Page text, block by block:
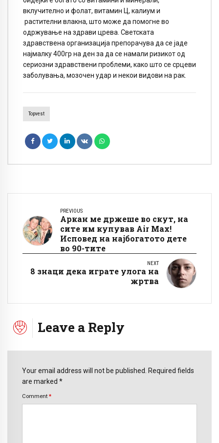
вклучително и фолат, витамин Ц, калиум и
растителни влакна, што може да помогне во
одржување на здрави црева. Светската
здравствена организација препорачува да се јаде
најмалку 400гр на ден за да се намали ризикот од
сериозни здравствени проблеми, како што се срцеви
заболувања, мозочен удар и некои видови на рак.
Topvest
PREVIOUS
Аркан ме држеше во скут, на
сите им купував Air Мax!
Исповед на најбогатото дете
во 90-тите
NEXT
8 знаци дека играте улога на
жртва
Leave a Reply
Your email address will not be published. Required fields
are marked *
Comment *